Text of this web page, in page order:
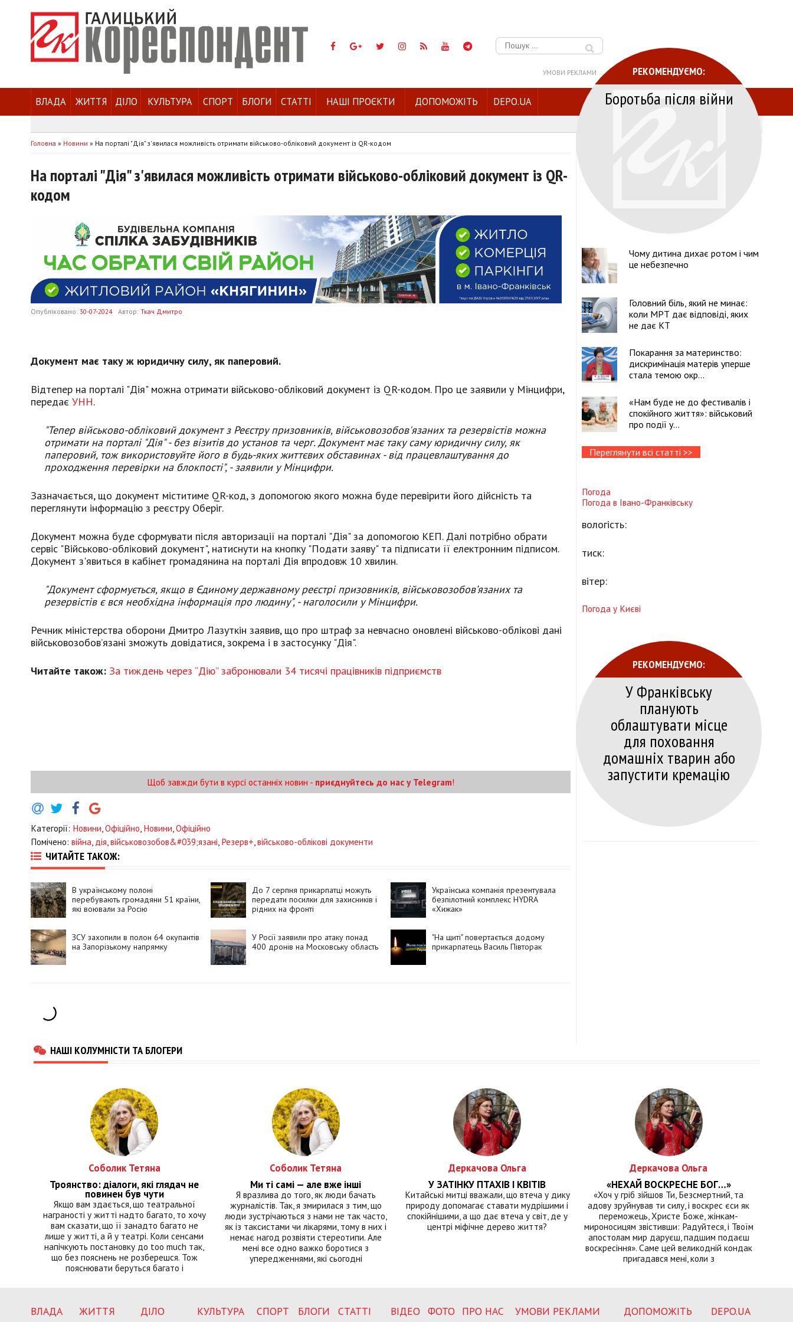
Пошук:
УМОВИ РЕКЛАМИ
ВЛАДА ЖИТТЯ ДІЛО КУЛЬТУРА СПОРТ БЛОГИ СТАТТІ НАШІ ПРОЄКТИ ДОПОМОЖІТЬ DEPO.UA
Головна » Новини » На порталі "Дія" з'явилася можливість отримати військово-обліковий документ із QR-кодом
На порталі "Дія" з'явилася можливість отримати військово-обліковий документ із QR-
кодом
Опубліковано: 30-07-2024 Автор: Ткач Дмитро
Документ має таку ж юридичну силу, як паперовий.
Відтепер на порталі "Дія" можна отримати військово-обліковий документ із QR-кодом. Про це заявили у Мінцифри,
передає УНН.
"Тепер військово-обліковий документ з Реєстру призовників, військовозобов'язаних та резервістів можна
отримати на порталі "Дія" - без візитів до установ та черг. Документ має таку саму юридичну силу, як
паперовий, тож використовуйте його в будь-яких життєвих обставинах - від працевлаштування до
проходження перевірки на блокпості",- заявили у Мінцифри.
Зазначається, що документ міститиме QR-код, з допомогою якого можна буде перевірити його дійсність та
переглянути інформацію з реєстру Оберіг.
Документ можна буде сформувати після авторизації на порталі "Дія" за допомогою КЕП. Далі потрібно обрати
сервіс "Військово-обліковий документ", натиснути на кнопку "Подати заяву" та підписати її електронним підписом.
Документ з'явиться в кабінет громадянина на порталі Дія впродовж 10 хвилин.
"Документ сформується, якщо в Єдиному державному реєстрі призовників, військовозобов’язаних та
резервістів є вся необхідна інформація про людину",- наголосили у Мінцифри.
Речник міністерства оборони Дмитро Лазуткін заявив, що про штраф за невчасно оновлені військово-облікові дані
військовозобов’язані зможуть довідатися, зокрема і в застосунку "Дія".
Читайте також: За тиждень через “Дію” забронювали 34 тисячі працівників підприємств
Щоб завжди бути в курсі останніх новин - приєднуйтесь до нас у Telegram!
Категорії: Новини,Офіційно, Новини,Офіційно
Помічено: війна, дія,військовозобов&#039;язані, Резерв+,військово-облікові документи
ЧИТАЙТЕ ТАКОЖ:
В українському полоні
перебувають громадяни 51 країни,
які воювали за Росію
До 7 серпня прикарпатці можуть
передати посилки для захисників і
рідних на фронті
Українська компанія презентувала
безпілотний комплекс HYDRA
«Хижак»
ЗСУ захопили в полон 64 окупантів
на Запорізькому напрямку
У Росії заявили про атаку понад
400 дронів на Московську область
"На щиті" повертається додому
прикарпатець Василь Півторак
РЕКОМЕНДУЄМО:
Боротьба після війни
Чому дитина дихає ротом і чим
це небезпечно
Головний біль, який не минає:
коли МРТ дає відповіді, яких
не дає КТ
Покарання за материнство:
дискримінація матерів уперше
стала темою окр...
«Нам буде не до фестивалів і
спокійного життя»: військовий
про події у...
Переглянути всі статті >>
Погода
Погода в Івано-Франківську
вологість:
тиск:
вітер:
Погода у Києві
РЕКОМЕНДУЄМО:
У Франківську
планують
облаштувати місце
для поховання
домашніх тварин або
запустити кремацію
НАШІ КОЛУМНІСТИ ТА БЛОГЕРИ
Соболик Тетяна
Троянство: діалоги, які глядач не
повинен був чути
Якщо вам здається, що театральної
награності у житті надто багато, то хочу
вам сказати, що її занадто багато не
лише у житті, а й у театрі. Коли сенсами
напічкують постановку до too much так,
що без пояснень не розберешся. Тож
пояснювати беруться багато і
Соболик Тетяна
Ми ті самі — але вже інші
Я вразлива до того, як люди бачать
журналістів. Так, я змирилася з тим, що
люди зустрічаються з нами не так часто,
як із таксистами чи лікарями, тому в них і
немає нагод розвіяти стереотипи. Але
мені все одно важко боротися з
упередженнями, які сьогодні
Деркачова Ольга
У ЗАТІНКУ ПТАХІВ І КВІТІВ
Китайські митці вважали, що втеча у дику
природу допомагає ставати мудрішими і
спокійнішими, а що дає втеча у світ, де у
центрі міфічне дерево життя?
Деркачова Ольга
«НЕХАЙ ВОСКРЕСНЕ БОГ…»
«Хоч у гріб зійшов Ти, Безсмертний, та
адову зруйнував ти силу, і воскрес єси як
переможець, Христе Боже, жінкам-
мироносицям звістивши: Радуйтеся, і Твоїм
апостолам мир даруєш, падшим подаєш
воскресіння». Саме цей великодній кондак
пригадався мені, коли з
ВЛАДА ЖИТТЯ ДІЛО КУЛЬТУРА СПОРТ БЛОГИ СТАТТІ ВІДЕО ФОТО ПРО НАС УМОВИ РЕКЛАМИ ДОПОМОЖІТЬ DEPO.UA